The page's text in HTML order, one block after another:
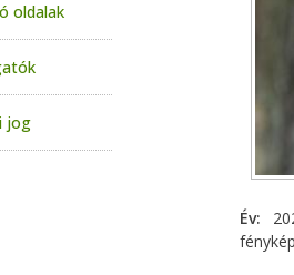
Év
oldalak
jog